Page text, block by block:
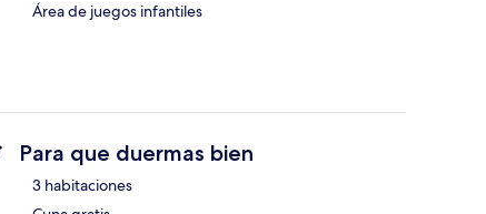
Área de juegos infantiles
Para que duermas bien
3 habitaciones